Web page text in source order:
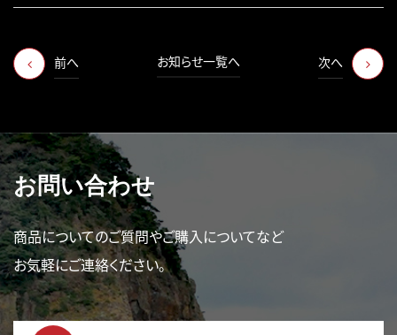
前へ 次へ
お知らせ一覧へ
お問い合わせ
商品についてのご質問やご購入についてなど
お気軽にご連絡ください。